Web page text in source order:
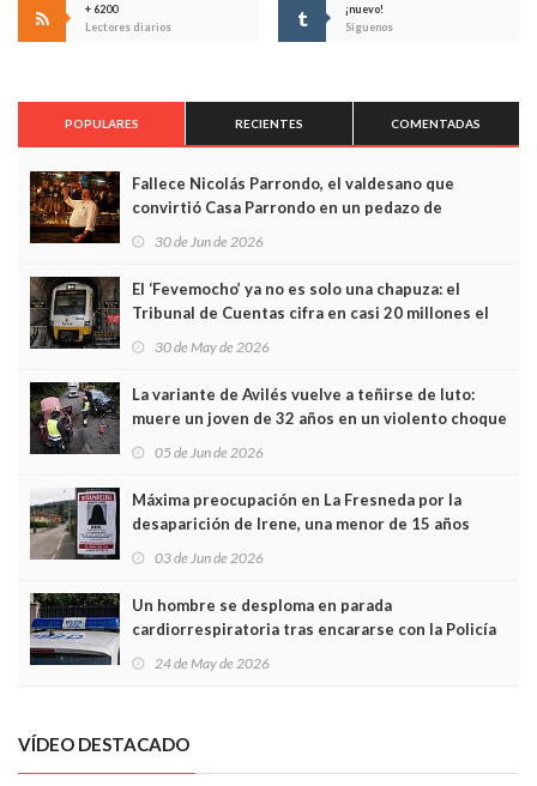
+ 6200
Lectores diarios
¡nuevo!
Síguenos
POPULARES RECIENTES COMENTADAS
Fallece Nicolás Parrondo, el valdesano que
convirtió Casa Parrondo en un pedazo de
Asturias en Madrid
30 de Jun de 2026
El ‘Fevemocho’ ya no es solo una chapuza: el
Tribunal de Cuentas cifra en casi 20 millones el
sobrecoste de los trenes que no cabían por los
30 de May de 2026
La variante de Avilés vuelve a teñirse de luto:
muere un joven de 32 años en un violento choque
frontal
05 de Jun de 2026
Máxima preocupación en La Fresneda por la
desaparición de Irene, una menor de 15 años
03 de Jun de 2026
Un hombre se desploma en parada
cardiorrespiratoria tras encararse con la Policía
Local en Luanco
24 de May de 2026
VÍDEO DESTACADO